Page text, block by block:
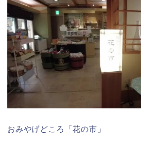
おみやげどころ「花の市」